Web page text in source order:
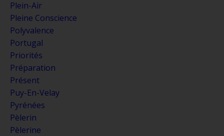
Plein-Air
Pleine Conscience
Polyvalence
Portugal
Priorités
Préparation
Présent
Puy-En-Velay
Pyrénées
Pèlerin
Pèlerine